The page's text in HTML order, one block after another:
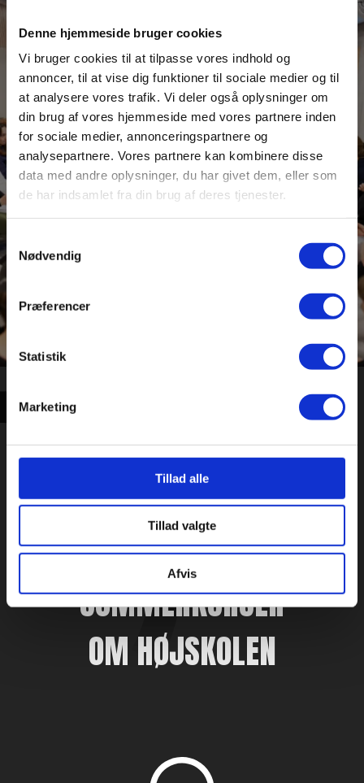
Denne hjemmeside bruger cookies
Vi bruger cookies til at tilpasse vores indhold og
annoncer, til at vise dig funktioner til sociale medier og til
at analysere vores trafik. Vi deler også oplysninger om
din brug af vores hjemmeside med vores partnere inden
for sociale medier, annonceringspartnere og
analysepartnere. Vores partnere kan kombinere disse
data med andre oplysninger, du har givet dem, eller som
de har indsamlet fra din brug af deres tjenester.
Nødvendig
Præferencer
Statistik
Marketing
Tillad alle
Tillad valgte
Afvis
TILMELD DIG ET HØJSKOLEOPHOLD
Meld dig til med det samme eller få en en
rundvisning på skolen.
HØJSKOLEOPHOLD
FAG
REJSER
SOMMERKURSER
OM HØJSKOLEN